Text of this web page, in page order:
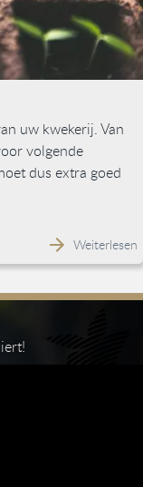
uw kwekerij. Van
volgende
dus extra goed
Weiterlesen